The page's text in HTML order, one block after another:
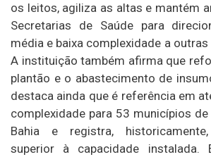
os leitos, agiliza as altas e mantém
Secretarias de Saúde para
média e baixa complexidade a
A instituição também afirma que
plantão e o abastecimento de
destaca ainda que é referência em
complexidade para 53 municípios
Bahia e registra,
superior à capacidade instalada.